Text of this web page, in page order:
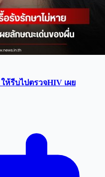
ห้รีบไปตรวจHIV เผย